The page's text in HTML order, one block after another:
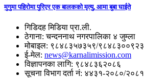
मुगुमा पहिरोमा पुरिएर एक बालकको मृत्यु, आमा बुबा घाईते
गिडिदह मिडिया प्रा.ली.
ठेगाना: चन्दननाथ नगरपालिका ४ जुम्ला
मोबाइल: ९८४८३५७३५९/९८४८३००९२३
ई-मेल: news@karnalimission.com
विज्ञापनका लागि: ९८४८३६२०८६
सूचना विभाग दर्ता नं: ४४३१-२०८०/२०८१